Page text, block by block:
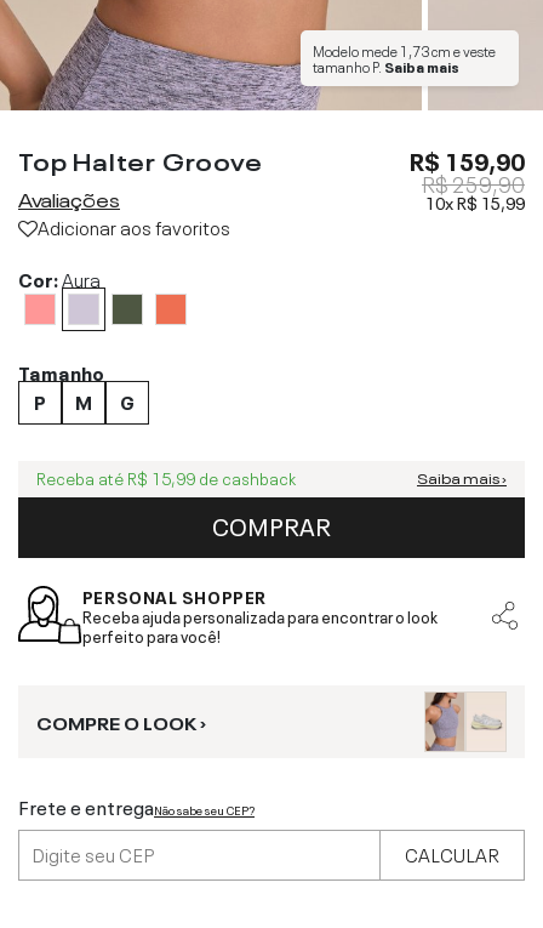
Modelo mede1,73 cme veste
tamanhoP. Saiba mais
Top Halter Groove
Avaliações
Adicionar aos favoritos
R$ 159,90
R$ 259,90
10xR$ 15,99
Cor:Aura
Tamanho
P
M G
Receba até R$ 15,99 de cashback Saiba mais ›
COMPRAR
PERSONAL SHOPPER
Receba ajuda personalizada para encontrar o look
perfeito para você!
COMPRE O LOOK ›
Frete e entregaNão sabe seu CEP?
CALCULAR